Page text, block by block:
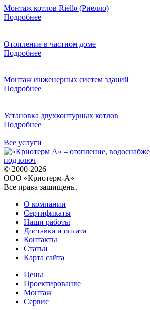
Монтаж котлов Riello (Риелло)
Подробнее
Отопление в частном доме
Подробнее
Монтаж инженерных систем зданий
Подробнее
Установка двухконтурных котлов
Подробнее
Все услуги
© 2000-2026
ООО «Криотерм-А»
Все права защищены.
О компании
Сертификаты
Наши работы
Доставка и оплата
Контакты
Статьи
Карта сайта
Цены
Проектирование
Монтаж
Сервис